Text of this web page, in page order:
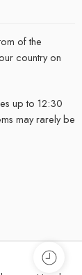
of the
country on
up to 12:30
may rarely be